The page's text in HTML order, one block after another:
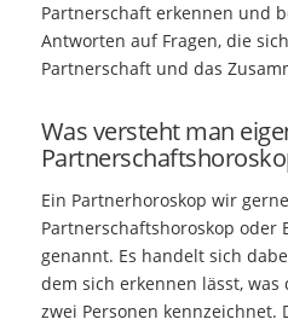
Partnerschaft erkennen und
Antworten auf Fragen, die
Partnerschaft und das
Was versteht man
Ein Partnerhoroskop wir
Partnerschaftshoroskop oder
genannt. Es handelt sich
dem sich erkennen lässt, was
zwei Personen